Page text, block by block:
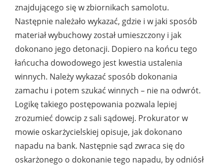
znajdującego się w zbiornikach samolotu.
Następnie należało wykazać, gdzie i w jaki sposób
materiał wybuchowy został umieszczony i jak
dokonano jego detonacji. Dopiero na końcu tego
łańcucha dowodowego jest kwestia ustalenia
winnych. Należy wykazać sposób dokonania
zamachu i potem szukać winnych – nie na odwrót.
Logikę takiego postępowania pozwala lepiej
zrozumieć dowcip z sali sądowej. Prokurator w
mowie oskarżycielskiej opisuje, jak dokonano
napadu na bank. Następnie sąd zwraca się do
oskarżonego o dokonanie tego napadu, by odniósł